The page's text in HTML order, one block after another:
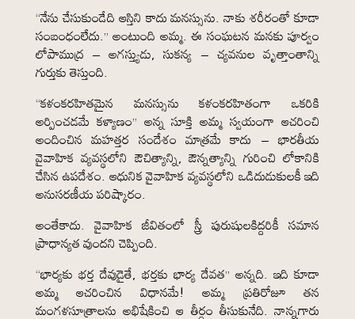
“నేను చేసుకుండేది ఆస్తిని కాదు మనస్సును. నాకు శరీరంతో కూడా
సంబంధంలేదు.” అంటుంది అమ్మ. ఈ సంఘటన మనకు పూర్వం
లోపాముద్ర – అగస్త్యుడు, సుకన్య – చ్యవనుల వృత్తాంతాన్ని
గుర్తుకు తెస్తుంది.
“కళంకరహితమైన మనస్సును కళంకరహితంగా ఒకరికి
అర్పించడమే కళ్యాణం” అన్న సూక్తి అమ్మ స్వయంగా ఆచరించి
అందించిన మహత్తర సందేశం మాత్రమే కాదు – భారతీయ
వైవాహిక వ్యవస్థలోని ఔచిత్యాన్ని, ఔన్నత్యాన్ని గురించి లోకానికి
చేసిన ఉపదేశం. ఆధునిక వైవాహిక వ్యవస్థలోని ఒడిదుడుకులకీ ఇది
అనుసరణీయ పరిష్కారం.
అంతేకాదు. వైవాహిక జీవితంలో స్త్రీ పురుషులకిద్దరికీ సమాన
ప్రాధాన్యత వుందని చెప్పింది.
“భార్యకు భర్త దేవుడైతే, భర్తకు భార్య దేవత” అన్నది. ఇది కూడా
అమ్మ ఆచరించిన విధానమే! అమ్మ ప్రతిరోజూ తన
మంగళసూత్రాలను అభిషేకించి ఆ తీర్ధం తీసుకునేది. నాన్నగారు